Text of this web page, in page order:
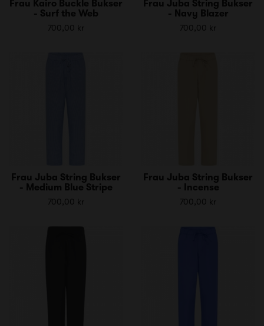
Frau Kairo Buckle Bukser
- Surf the Web
700,00 kr
Frau Juba String Bukser
- Navy Blazer
700,00 kr
Frau Juba String Bukser
- Medium Blue Stripe
700,00 kr
Frau Juba String Bukser
- Incense
700,00 kr